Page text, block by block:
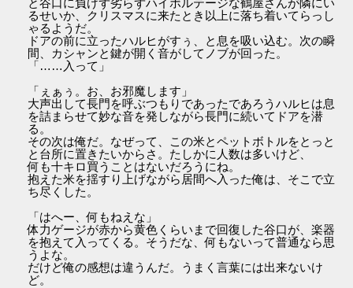
と谷口に負けず劣らずハイボルテージな鶴屋さんが隣にい
るせいか、クリスマスに来たとき以上に落ち着いてらっし
ゃるようだ。
ドアの前に立ったハルヒがすぅ、と息を吸い込む。次の瞬
間、カシャンと鍵が開く音がしてノブが回った。
「……入って」
「ぇぁぅ。お、お邪魔します」
大声出して長門を呼ぶつもりであったであろうハルヒは息
を詰まらせて妙な音を発しながら長門に続いてドアを潜
る。
その次は俺だ。なぜって、この米とペットボトルをとっと
と台所に置きたいからさ。たしかに人数は多いけど、
何も十キロ買うことはないだろうにね。
抱えた米を揺すり上げながら居間へ入った俺は、そこで立
ち尽くした。
「はへー、何もねえな」
体力ゲージが赤から黄色くらいまで回復した谷口が、楽器
を抱えて入ってくる。そうだな、何もないって普通なら思
うよな。
だけど俺の感想は違うんだ。うまく言葉には出来ないけ
ど。